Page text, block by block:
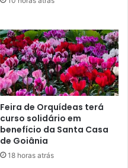
Feira de Orquídeas terá
curso solidário em
benefício da Santa Casa
de Goiânia
18 horas atrás